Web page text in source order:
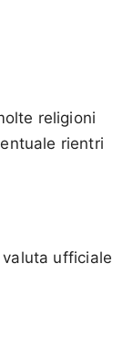
religioni
rientri
ufficiale